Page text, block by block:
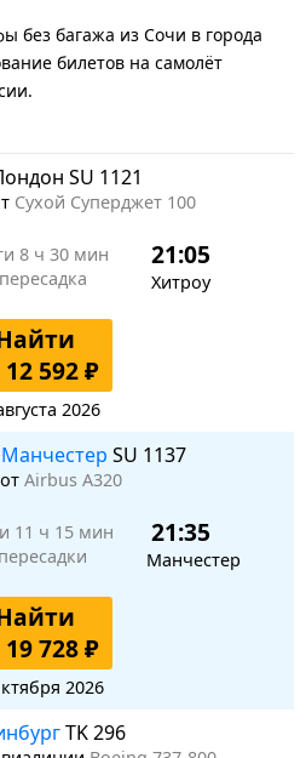
без багажа из Сочи в города
билетов на самолёт
SU 1121
Сухой Суперджет 100
8 ч 30 мин
21:05
Хитроу
592 ₽
2026
SU 1137
Airbus A320
11 ч 15 мин
21:35
Манчестер
728 ₽
2026
TK 296